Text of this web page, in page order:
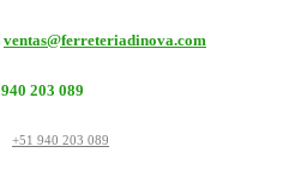
ventas@ferreteriadinova.com
940 203 089
+51 940 203 089